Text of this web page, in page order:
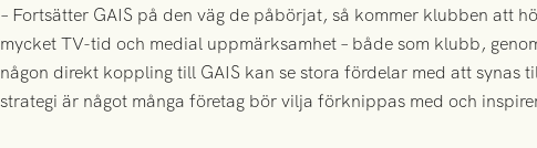
– Fortsätter GAIS på den väg de påbörjat, så kommer klubben att
mycket TV-tid och medial uppmärksamhet – både som klubb,
någon direkt koppling till GAIS kan se stora fördelar med att synas
strategi är något många företag bör vilja förknippas med och